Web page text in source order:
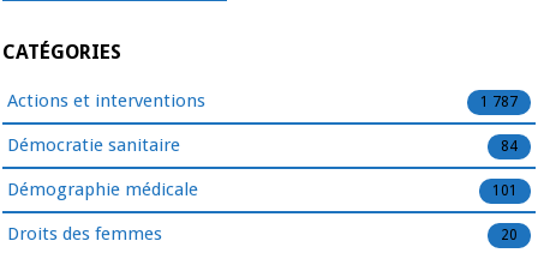
CATÉGORIES
Actions et interventions 1 787
Démocratie sanitaire 84
Démographie médicale 101
Droits des femmes 20